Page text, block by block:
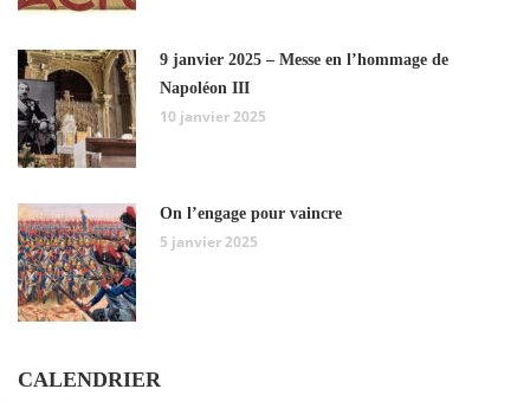
9 janvier 2025 – Messe en l’hommage de
Napoléon III
10 janvier 2025
On l’engage pour vaincre
5 janvier 2025
CALENDRIER